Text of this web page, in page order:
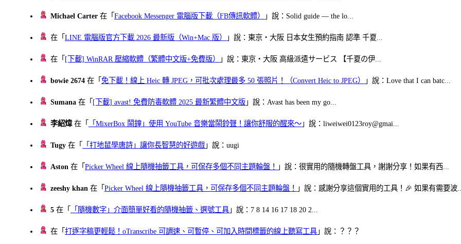
Michael Carter 在「Facebook Messenger 電腦版下載（FB傳訊軟體） 」說：Solid guide — the lo...
在「LINE 電腦版官方下載 2026 最新版（Win+Mac 版） 」說：東京・大阪 日本女生預約指南 認準 千夏...
在「 [下載] WinRAR 壓縮軟體（繁體中文版+免費版） 」說：東京・大阪 高級派遣サービス 【千夏の伊...
bowie 2674 在「免下載！線上 Heic 轉 JPEG，可批次處理最多 50 張照片！（Convert Heic to JPEG） 」說：Love that I can batc...
Sumana 在「 [下載] avast! 免費防毒軟體 2025 最新繁體中文版 」說：Avast has been my go...
李紹煒在「 「MixerBox 鬧鐘」使用 YouTube 音樂當鬧鈴聲！讓你舒服的醒來～ 」說：liweiwei0123roy@gmai...
Tugy 在「 「打地鼠學唐詩」讓你長智慧的好遊戲 」說：uugi
Aston 在「Picker Wheel 線上隨機抽籤工具，可保存多個不同主題輪盤！ 」說：很實用的隨機轉盤工具，謝謝分享！如果有西...
zeeshy khan 在「Picker Wheel 線上隨機抽籤工具，可保存多個不同主題輪盤！ 」說：感謝分享這個實用的工具！🎉 如果有需要波
5 在「 「隨機數字」介面簡單好看的隨機抽籤、選號工具 」說：7 8 14 16 17 18 20 2...
在「打逐字稿更輕鬆！oTranscribe 可調速、可暫停、可加入時間標籤的線上聽寫工具 」說：？？？